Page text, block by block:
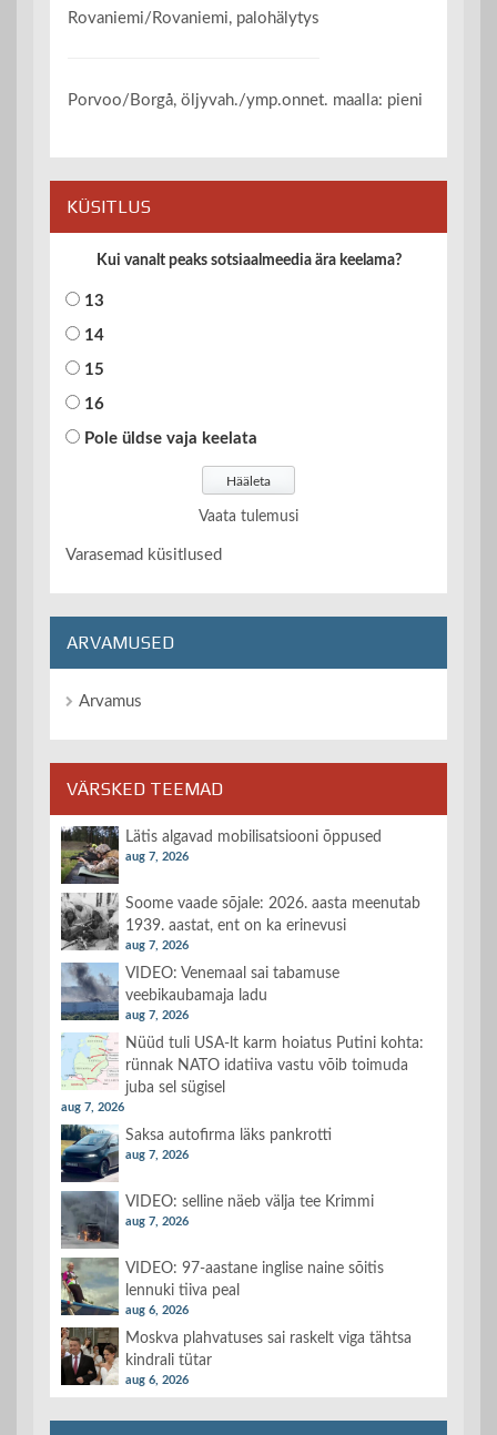
Rovaniemi/Rovaniemi, palohälytys
Porvoo/Borgå, öljyvah./ymp.onnet. maalla: pieni
KÜSITLUS
Kui vanalt peaks sotsiaalmeedia ära keelama?
13
14
15
16
Pole üldse vaja keelata
Vaata tulemusi
Varasemad küsitlused
ARVAMUSED
Arvamus
VÄRSKED TEEMAD
Lätis algavad mobilisatsiooni õppused
aug 7, 2026
Soome vaade sõjale: 2026. aasta meenutab
1939. aastat, ent on ka erinevusi
aug 7, 2026
VIDEO: Venemaal sai tabamuse
veebikaubamaja ladu
aug 7, 2026
Nüüd tuli USA-lt karm hoiatus Putini kohta:
rünnak NATO idatiiva vastu võib toimuda
juba sel sügisel
aug 7, 2026
Saksa autofirma läks pankrotti
aug 7, 2026
VIDEO: selline näeb välja tee Krimmi
aug 7, 2026
VIDEO: 97-aastane inglise naine sõitis
lennuki tiiva peal
aug 6, 2026
Moskva plahvatuses sai raskelt viga tähtsa
kindrali tütar
aug 6, 2026